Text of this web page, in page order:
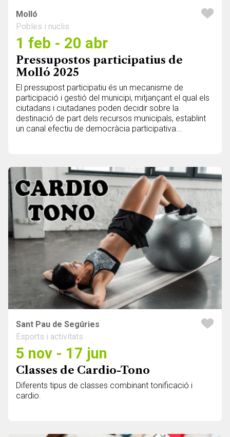
Molló
Pobles i nuclis
1 feb - 20 abr
Pressupostos participatius de
Molló 2025
El pressupost participatiu és un mecanisme de
participació i gestió del municipi, mitjançant el qual els
ciutadans i ciutadanes poden decidir sobre la
destinació de part dels recursos municipals, establint
un canal efectiu de democràcia participativa...
Sant Pau de Segúries
Esports i activitats
5 nov - 17 jun
Classes de Cardio-Tono
Diferents tipus de classes combinant tonificació i
cardio.